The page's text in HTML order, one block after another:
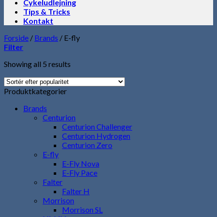
Cykeludlejning
Tips & Tricks
Kontakt
Forside / Brands / E-fly
Filter
Showing all 5 results
Produktkategorier
Brands
Centurion
Centurion Challenger
Centurion Hydrogen
Centurion Zero
E-fly
E-Fly Nova
E-Fly Pace
Falter
Falter H
Morrison
Morrison SL